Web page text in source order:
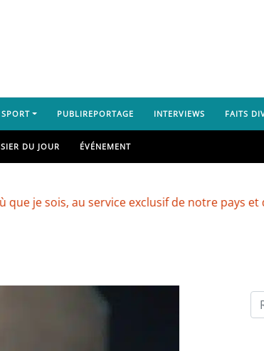
SPORT PUBLIREPORTAGE INTERVIEWS FAITS
DU JOUR ÉVÉNEMENT
au service exclusif de notre pays et de son